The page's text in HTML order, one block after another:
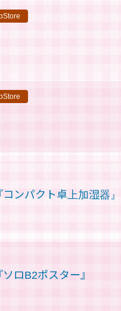
ンパクト卓上加湿器』
ロB2ポスター』